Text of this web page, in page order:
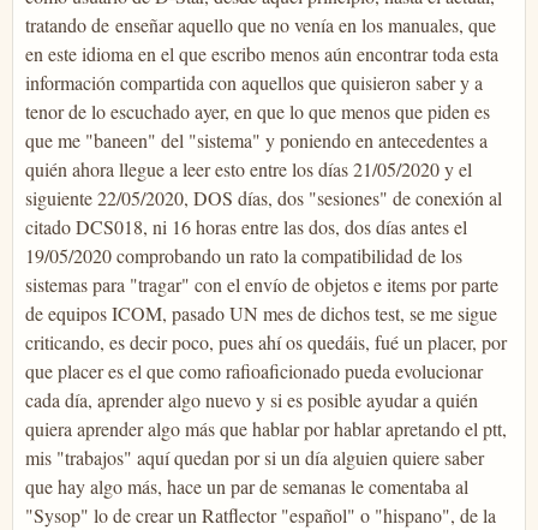
tratando de enseñar aquello que no venía en los manuales, que
en este idioma en el que escribo menos aún encontrar toda esta
información compartida con aquellos que quisieron saber y a
tenor de lo escuchado ayer, en que lo que menos que piden es
que me "baneen" del "sistema" y poniendo en antecedentes a
quién ahora llegue a leer esto entre los días 21/05/2020 y el
siguiente 22/05/2020, DOS días, dos "sesiones" de conexión al
citado DCS018, ni 16 horas entre las dos, dos días antes el
19/05/2020 comprobando un rato la compatibilidad de los
sistemas para "tragar" con el envío de objetos e items por parte
de equipos ICOM, pasado UN mes de dichos test, se me sigue
criticando, es decir poco, pues ahí os quedáis, fué un placer, por
que placer es el que como rafioaficionado pueda evolucionar
cada día, aprender algo nuevo y si es posible ayudar a quién
quiera aprender algo más que hablar por hablar apretando el ptt,
mis "trabajos" aquí quedan por si un día alguien quiere saber
que hay algo más, hace un par de semanas le comentaba al
"Sysop" lo de crear un Ratflector "español" o "hispano", de la